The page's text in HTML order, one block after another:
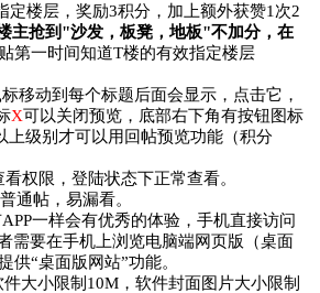
定楼层，奖励3积分，加上额外获赞1次2
主抢到"沙发，板凳，地板"不加分，在
第一时间知道T楼的有效指定楼层
移动到每个标题后面会显示 ，点击它，
X可以关闭预览，底部右下角有按钮图标
级别才可以用回帖预览功能（积分
权限，登陆状态下正常查看。
通帖，易漏看。
一样会有优秀的体验，手机直接访问
需要在手机上浏览电脑端网页版（桌面
供“桌面版网站”功能。
大小限制10M，软件封面图片大小限制